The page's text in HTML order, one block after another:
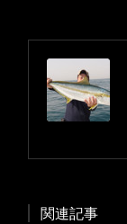
関連記事